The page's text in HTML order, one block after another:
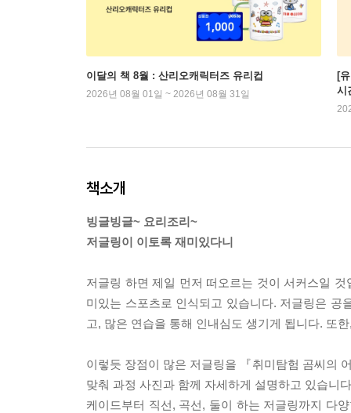
이달의 책 8월 : 산리오캐릭터즈 유리컵
2026년 08월 01일 ~ 2026년 08월 31일
[
시
책소개
빙글빙글~ 요리조리~
저글링이 이토록 재미있다니
저글링 하면 제일 먼저 떠오르는 것이 서커스일
미있는 스포츠로 인식되고 있습니다. 저글링은
고, 많은 연습을 통해 인내심도 생기게 됩니다. 또
이렇듯 장점이 많은 저글링을 『취미탐험 곰씨의
맞춰 과정 사진과 함께 자세하게 설명하고 있습니
케이드부터 직선, 곡선, 둘이 하는 저글링까지 다